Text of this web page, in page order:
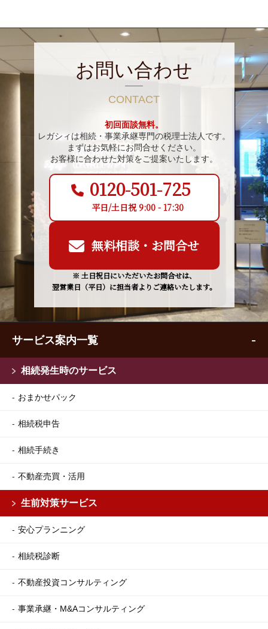
お問い合わせ
CONTACT
初回面談無料。
レガシィは相続・事業承継専門の税理士法人です。
まずはお気軽にお問合せください。
お客様に合わせた対策をご提案いたします。
0120-501-725
平日/土日祝 9:00 - 17:30
無料相談・お問合せ
※ 土日祝日にいただいたお問合せは、
翌営業日（平日）に担当者よりご連絡いたします。
サービス案内一覧
相続発生時のサービス
おまかせパック
相続税申告
相続手続き
不動産売買・活用
生前対策サービス
安心プランニング
相続税診断
不動産投資コンサルティング
事業承継・M&Aコンサルティング